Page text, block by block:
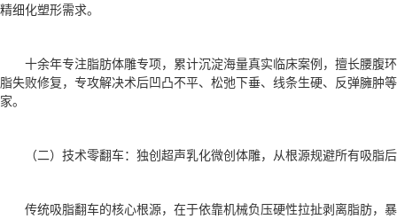
精细化塑形需求。
十余年专注脂肪体雕专项，累计沉淀海量真实临床案例，擅长腰腹
脂失败修复，专攻解决术后凹凸不平、松弛下垂、线条生硬、反弹臃肿
家。
（二）技术零翻车：独创超声乳化微创体雕，从根源规避所有吸脂
传统吸脂翻车的核心根源，在于依靠机械负压硬性拉扯剥离脂肪，